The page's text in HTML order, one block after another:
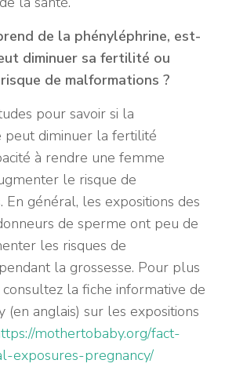
de la phényléphrine, est-
diminuer sa fertilité ou
de malformations ?
pour savoir si la
peut diminuer la fertilité
à rendre une femme
le risque de
En général, les expositions des
de sperme ont peu de
les risques de
la grossesse. Pour plus
consultez la fiche informative de
(en anglais) sur les expositions
mothertobaby.org/fact-
exposures-pregnancy/